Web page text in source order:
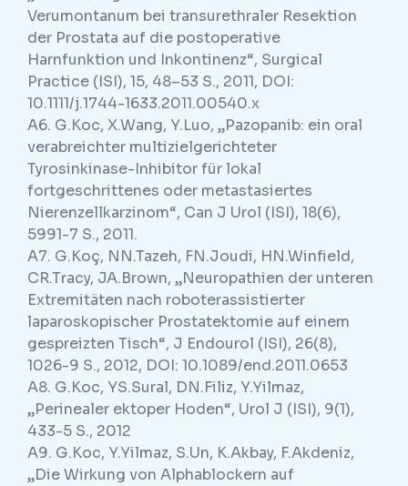
Verumontanum bei transurethraler Resektion
der Prostata auf die postoperative
Harnfunktion und Inkontinenz“, Surgical
Practice (ISI), 15, 48–53 S., 2011, DOI:
10.1111/j.1744-1633.2011.00540.x
A6. G.Koc, X.Wang, Y.Luo, „Pazopanib: ein oral
verabreichter multizielgerichteter
Tyrosinkinase-Inhibitor für lokal
fortgeschrittenes oder metastasiertes
Nierenzellkarzinom“, Can J Urol (ISI), 18(6),
5991-7 S., 2011.
A7. G.Koç, NN.Tazeh, FN.Joudi, HN.Winfield,
CR.Tracy, JA.Brown, „Neuropathien der unteren
Extremitäten nach roboterassistierter
laparoskopischer Prostatektomie auf einem
gespreizten Tisch“, J Endourol (ISI), 26(8),
1026-9 S., 2012, DOI: 10.1089/end.2011.0653
A8. G.Koc, YS.Sural, DN.Filiz, Y.Yilmaz,
„Perinealer ektoper Hoden“, Urol J (ISI), 9(1),
433-5 S., 2012
A9. G.Koc, Y.Yilmaz, S.Un, K.Akbay, F.Akdeniz,
„Die Wirkung von Alphablockern auf